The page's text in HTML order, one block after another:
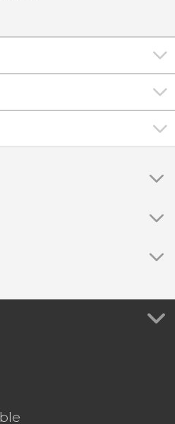
Florence
depuis Florence
de Michel-Ange
Interactive Museum®
des Offices + Académie
de Florence : Coupole,